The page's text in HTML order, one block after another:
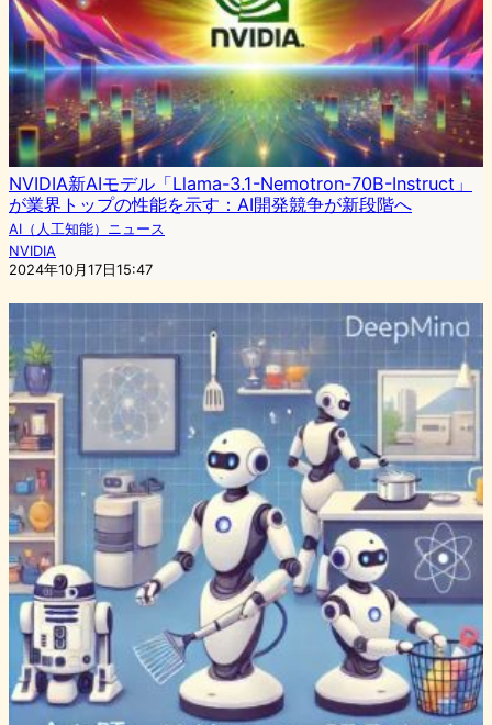
NVIDIA新AIモデル「Llama-3.1-Nemotron-70B-Instruct」
が業界トップの性能を示す：AI開発競争が新段階へ
AI（人工知能）ニュース
NVIDIA
2024年10月17日15:47